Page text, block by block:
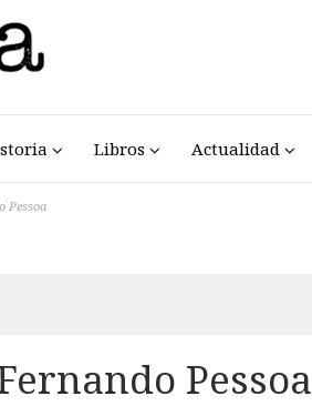
Libros Actualidad
Pessoa
Pessoa